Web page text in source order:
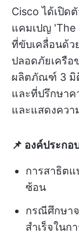
Cisco ได้เปิด
แคมเปญ 'The
ที่ขับเคลื่อนด้ว
ปลอดภัยเครือ
ผลิตภัณฑ์ 3 มิ
และที่ปรึกษาค
และแสดงควา
📌 องค์ประก
การสาธิต
ซ้อน
กรณีศึกษา
สำเร็จในก